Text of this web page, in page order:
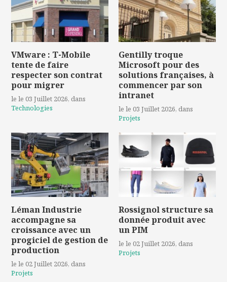
VMware : T-Mobile
tente de faire
respecter son contrat
pour migrer
le le 03 Juillet 2026, dans
Technologies
Gentilly troque
Microsoft pour des
solutions françaises, à
commencer par son
intranet
le le 03 Juillet 2026, dans
Projets
Léman Industrie
accompagne sa
croissance avec un
progiciel de gestion de
production
le le 02 Juillet 2026, dans
Projets
Rossignol structure sa
donnée produit avec
un PIM
le le 02 Juillet 2026, dans
Projets